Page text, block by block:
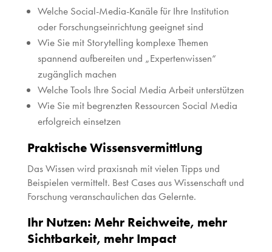
Welche Social-Media-Kanäle für Ihre Institution
oder Forschungseinrichtung geeignet sind
Wie Sie mit Storytelling komplexe Themen
spannend aufbereiten und „Expertenwissen“
zugänglich machen
Welche Tools Ihre Social Media Arbeit unterstützen
Wie Sie mit begrenzten Ressourcen Social Media
erfolgreich einsetzen
Praktische Wissensvermittlung
Das Wissen wird praxisnah mit vielen Tipps und
Beispielen vermittelt. Best Cases aus Wissenschaft und
Forschung veranschaulichen das Gelernte.
Ihr Nutzen: Mehr Reichweite, mehr
Sichtbarkeit, mehr Impact